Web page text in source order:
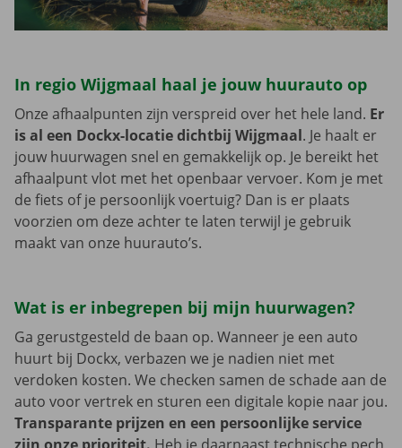
In regio Wijgmaal haal je jouw huurauto op
Onze afhaalpunten zijn verspreid over het hele land. Er
is al een Dockx-locatie dichtbij Wijgmaal. Je haalt er
jouw huurwagen snel en gemakkelijk op. Je bereikt het
afhaalpunt vlot met het openbaar vervoer. Kom je met
de fiets of je persoonlijk voertuig? Dan is er plaats
voorzien om deze achter te laten terwijl je gebruik
maakt van onze huurauto’s.
Wat is er inbegrepen bij mijn huurwagen?
Ga gerustgesteld de baan op. Wanneer je een auto
huurt bij Dockx, verbazen we je nadien niet met
verdoken kosten. We checken samen de schade aan de
auto voor vertrek en sturen een digitale kopie naar jou.
Transparante prijzen en een persoonlijke service